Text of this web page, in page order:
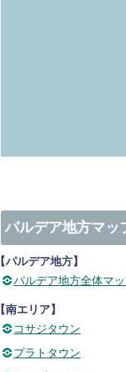
パルデア地方マッ
【パルデア地方】
パルデア地方全体マ
【南エリア】
コサジタウン
プラトタウン